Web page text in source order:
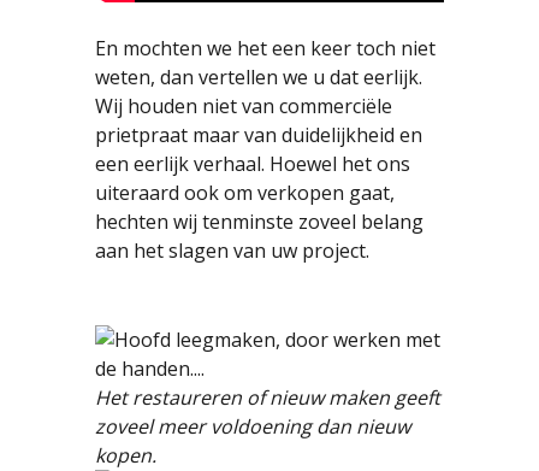
En mochten we het een keer toch niet
weten, dan vertellen we u dat eerlijk.
Wij houden niet van commerciële
prietpraat maar van duidelijkheid en
een eerlijk verhaal. Hoewel het ons
uiteraard ook om verkopen gaat,
hechten wij tenminste zoveel belang
aan het slagen van uw project.
Het restaureren of nieuw maken geeft
zoveel meer voldoening dan nieuw
kopen.